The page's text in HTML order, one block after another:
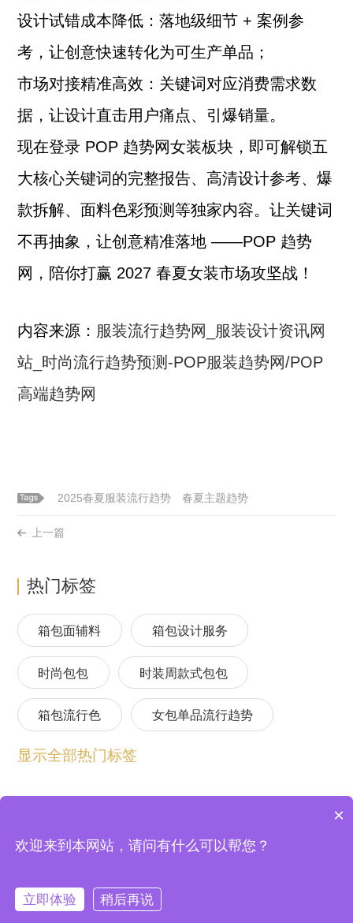
设计试错成本降低：落地级细节 + 案例参
考，让创意快速转化为可生产单品；
市场对接精准高效：关键词对应消费需求数
据，让设计直击用户痛点、引爆销量。
现在登录 POP 趋势网女装板块，即可解锁五
大核心关键词的完整报告、高清设计参考、爆
款拆解、面料色彩预测等独家内容。让关键词
不再抽象，让创意精准落地 ——POP 趋势
网，陪你打赢 2027 春夏女装市场攻坚战！
内容来源： 服装流行趋势网_服装设计资讯网
站_时尚流行趋势预测-POP服装趋势网/POP
高端趋势网
2025春夏服装流行趋势 春夏主题趋势
上一篇
热门标签
箱包面辅料 箱包设计服务
时尚包包 时装周款式包包
箱包流行色 女包单品流行趋势
箱包流行趋势预测
女包流行趋势预测 箱包材质流行趋势
包包设计师品牌 2024春夏包包趋势
24/25秋冬包包流行趋势预测
显示全部热门标签
上海逸尚云联信息技术股份有限公司 © 2004-2026
沪公网安备 31011802003355号
×
欢迎来到本网站，请问有什么可以帮您？
立即体验 稍后再说